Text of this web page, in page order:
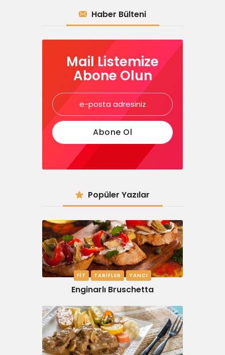
Haber Bülteni
Mail Listemize
Abone Olun
Popüler Yazılar
FIT TARIFLER YANCI
Enginarlı Bruschetta